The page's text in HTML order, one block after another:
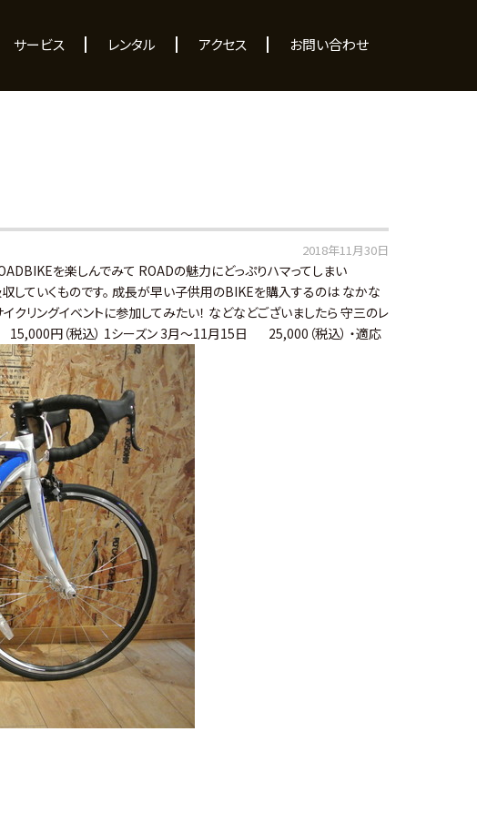
サービス レンタル アクセス お問い合わせ
2018年11月30日
を楽しんでみて ROADの魅力にどっぷりハマってしまい
ていくものです。 成長が早い子供用のBIKEを購入するのは なかな
クリングイベントに参加してみたい！ などなどございましたら 守三のレ
円（税込） 1シーズン 3月～11月15日 25,000（税込） ・適応